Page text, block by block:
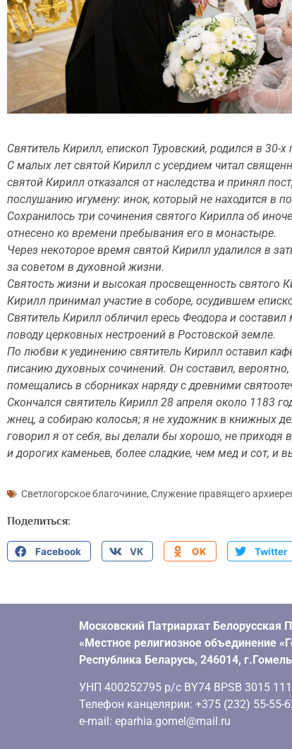
Святитель Кирилл, епископ Туровский, родился в 30-
С малых лет святой Кирилл с усердием читал
святой Кирилл отказался от наследства и принял
послушанию игумену: инок, который не находится в
Сохранилось три сочинения святого Кирилла об
отнесено ко времени пребывания его в монастыре.
Через некоторое время святой Кирилл удалился в
за советом в духовной жизни.
Святость жизни и высокая просвещенность святого
Кирилл принимал участие в соборе, осудившем
Святитель Кирилл обличил ересь Феодора и
поводу церковных нестроений в Ростовской земле.
По любви к уединению святитель Кирилл оставил
писанию духовных сочинений. Он составил,
помещались в сборниках наряду с древними
Скончался святитель Кирилл 28 апреля около 1183
жнец, а собираю колосья; я не художник в книжных
говорил я от себя, вы делали бы хорошо, не
и дорогих каменьев, более сладкие, чем мед и сот, и
Светлогорское благочиние, Служение правящего
Поделиться:
Facebook VK OK Twitter
Московский Патриархат Белорусская
«Местное религиозное объединение
Республика Беларусь, 246014,
УНП 400252795 р/с BY74 BPSB 3015
Телефон канцелярии: +375 (232) 55-55-
e-mail: eparhia.gomel@mail.ru